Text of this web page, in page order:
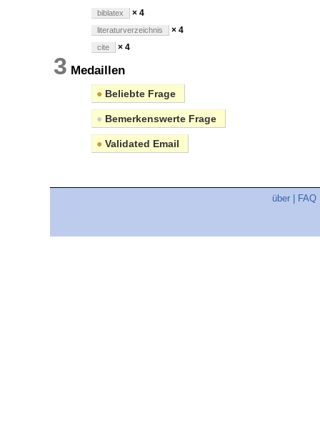
biblatex × 4
literaturverzeichnis × 4
cite × 4
3 Medaillen
● Beliebte Frage
● Bemerkenswerte Frage
● Validated Email
über FAQ